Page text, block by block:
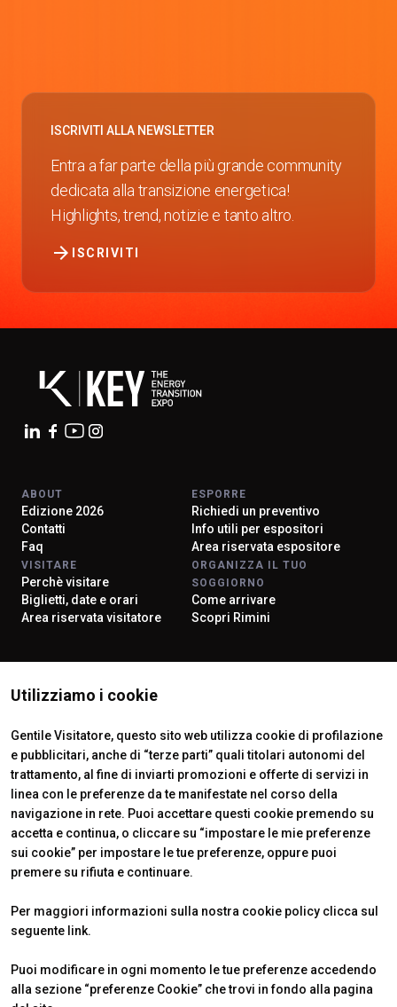
ISCRIVITI ALLA NEWSLETTER
Entra a far parte della più grande community
dedicata alla transizione energetica!
Highlights, trend, notizie e tanto altro.
ISCRIVITI
arrow_forward
Utilizziamo i cookie
Gentile Visitatore, questo sito web utilizza cookie di profilazione
e pubblicitari, anche di “terze parti” quali titolari autonomi del
trattamento, al fine di inviarti promozioni e offerte di servizi in
linea con le preferenze da te manifestate nel corso della
navigazione in rete. Puoi accettare questi cookie premendo su
accetta e continua, o cliccare su “impostare le mie preferenze
sui cookie” per impostare le tue preferenze, oppure puoi
premere su rifiuta e continuare.
Per maggiori informazioni sulla nostra cookie policy clicca sul
seguente link.
Puoi modificare in ogni momento le tue preferenze accedendo
alla sezione “preferenze Cookie” che trovi in fondo alla pagina
ABOUT
Edizione 2026
Contatti
Faq
ESPORRE
Richiedi un preventivo
Info utili per espositori
Area riservata espositore
VISITARE
Perchè visitare
Biglietti, date e orari
Area riservata visitatore
ORGANIZZA IL TUO
SOGGIORNO
Come arrivare
Scopri Rimini
ISTITUTI CERTIFICATORI